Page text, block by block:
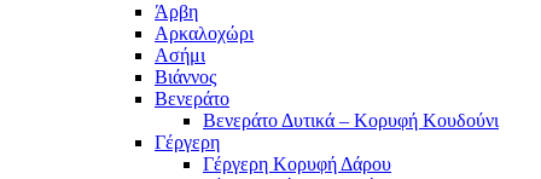
Άρβη
Αρκαλοχώρι
Ασήμι
Βιάννος
Βενεράτο
Βενεράτο Δυτικά – Κορυφή Κουδούνι
Γέργερη
Γέργερη Κορυφή Δάρου